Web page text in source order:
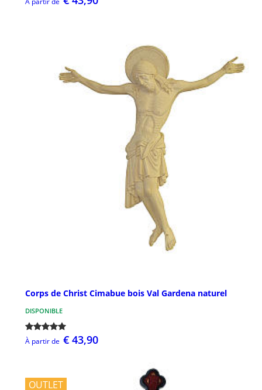
Corps de Christ Cimabue bois Val Gardena naturel
DISPONIBLE
À partir de € 43,90
OUTLET